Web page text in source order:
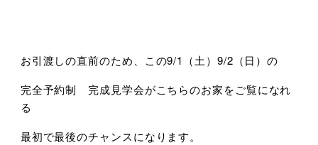
お引渡しの直前のため、この9/1（土）9/2（日）の
完全予約制 完成見学会がこちらのお家をご覧になれ
る
最初で最後のチャンスになります。